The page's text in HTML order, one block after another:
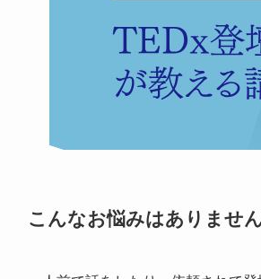
こんなお悩みはありませ